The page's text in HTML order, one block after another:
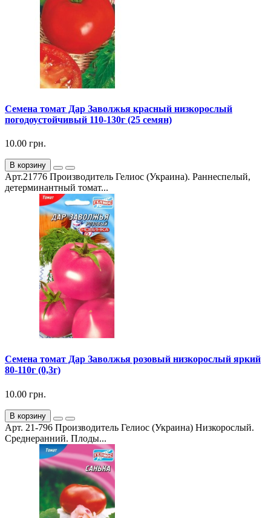
Семена томат Дар Заволжья красный низкорослый
погодоустойчивый 110-130г (25 семян)
10.00 грн.
В корзину
Арт.21776 Производитель Гелиос (Украина). Раннеспелый,
детерминантный томат...
Семена томат Дар Заволжья розовый низкорослый яркий
80-110г (0,3г)
10.00 грн.
В корзину
Арт. 21-796 Производитель Гелиос (Украина) Низкорослый.
Среднеранний. Плоды...